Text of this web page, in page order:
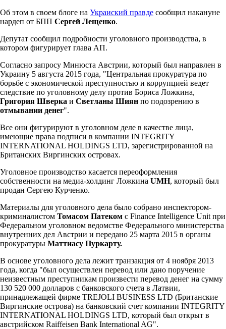
Об этом в своем блоге на Украиский правде сообщил накануне
нардеп от БПП Сергей Лещенко.
Депутат сообщил подробности уголовного производства, в
котором фигурирует глава АП.
Согласно запросу Минюста Австрии, который был направлен в
Украину 5 августа 2015 года, "Центральная прокуратура по
борьбе с экономической преступностью и коррупцией ведет
следствие по уголовному делу против Бориса Ложкина,
Григория Шверка и Светланы Шиян по подозрению в
отмывании денег".
Все они фигурируют в уголовном деле в качестве лица,
имеющие права подписи в компании INTEGRITY
INTERNATIONAL HOLDINGS LTD, зарегистрированной на
Британских Виргинских островах.
Уголовное производство касается переоформления
собственности на медиа-холдинг Ложкина UMH, который был
продан Сергею Курченко.
Материалы для уголовного дела было собрано инспектором-
криминалистом Томасом Патеком с Finance Intelligence Unit при
Федеральном уголовном ведомстве Федерального министерства
внутренних дел Австрии и передано 25 марта 2015 в органы
прокуратуры Маттиасу Пуркарту.
В основе уголовного дела лежит транзакция от 4 ноября 2013
года, когда "был осуществлен перевод или дано поручение
неизвестным преступникам произвести перевод денег на сумму
130 520 000 долларов с банковского счета в Латвии,
принадлежащей фирме TREJOLI BUSINESS LTD (Британские
Виргинские острова) на банковский счет компании INTEGRITY
INTERNATIONAL HOLDINGS LTD, который был открыт в
австрийском Raiffeisen Bank International AG".